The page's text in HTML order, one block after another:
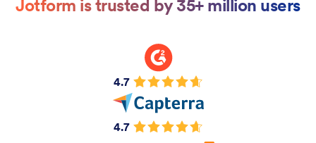
Jotform is trusted by 35+ million users
4.7
4.7